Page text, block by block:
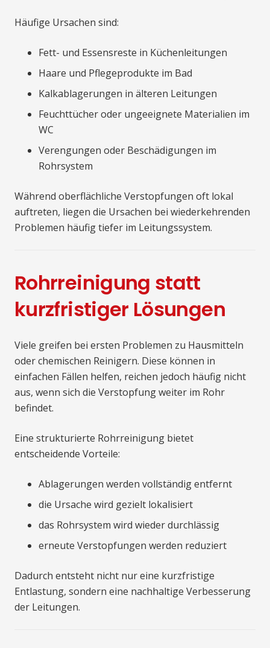
Häufige Ursachen sind:
Fett- und Essensreste in Küchenleitungen
Haare und Pflegeprodukte im Bad
Kalkablagerungen in älteren Leitungen
Feuchttücher oder ungeeignete Materialien im
WC
Verengungen oder Beschädigungen im
Rohrsystem
Während oberflächliche Verstopfungen oft lokal
auftreten, liegen die Ursachen bei wiederkehrenden
Problemen häufig tiefer im Leitungssystem.
Rohrreinigung statt
kurzfristiger Lösungen
Viele greifen bei ersten Problemen zu Hausmitteln
oder chemischen Reinigern. Diese können in
einfachen Fällen helfen, reichen jedoch häufig nicht
aus, wenn sich die Verstopfung weiter im Rohr
befindet.
Eine strukturierte Rohrreinigung bietet
entscheidende Vorteile:
Ablagerungen werden vollständig entfernt
die Ursache wird gezielt lokalisiert
das Rohrsystem wird wieder durchlässig
erneute Verstopfungen werden reduziert
Dadurch entsteht nicht nur eine kurzfristige
Entlastung, sondern eine nachhaltige Verbesserung
der Leitungen.